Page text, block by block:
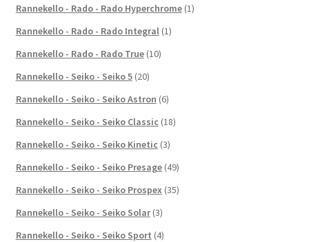
Rannekello - Rado - Rado Hyperchrome (1)
Rannekello - Rado - Rado Integral (1)
Rannekello - Rado - Rado True (10)
Rannekello - Seiko - Seiko 5 (20)
Rannekello - Seiko - Seiko Astron (6)
Rannekello - Seiko - Seiko Classic (18)
Rannekello - Seiko - Seiko Kinetic (3)
Rannekello - Seiko - Seiko Presage (49)
Rannekello - Seiko - Seiko Prospex (35)
Rannekello - Seiko - Seiko Solar (3)
Rannekello - Seiko - Seiko Sport (4)